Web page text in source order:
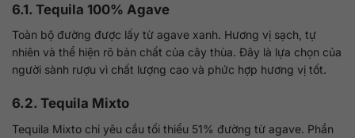
6.1. Tequila 100% Agave
Toàn bộ đường được lấy từ agave xanh. Hương vị sạch, tự
nhiên và thể hiện rõ bản chất của cây thùa. Đây là lựa chọn của
người sành rượu vì chất lượng cao và phức hợp hương vị tốt.
6.2. Tequila Mixto
Tequila Mixto chỉ yêu cầu tối thiểu 51% đường từ agave. Phần